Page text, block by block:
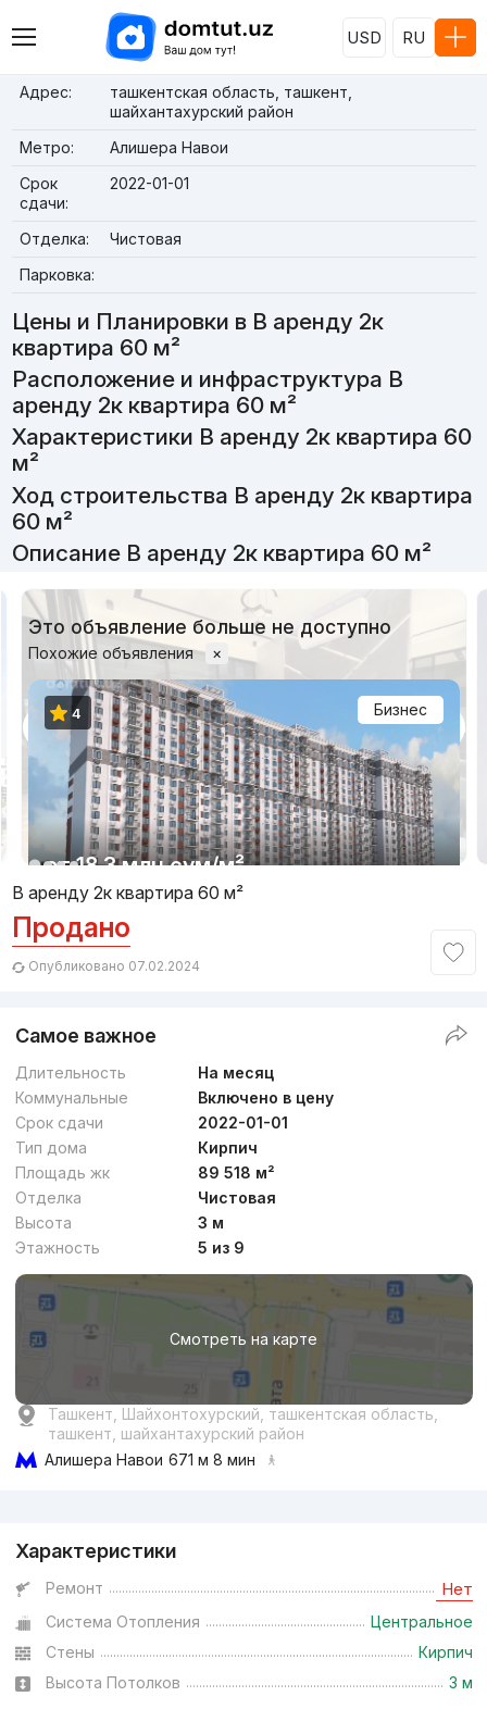
USD RU
Адрес:
ташкентская область, ташкент,
шайхантахурский район
Метро:
Алишера Навои
Срок
сдачи:
2022-01-01
Отделка:
Чистовая
Парковка:
Цены и Планировки в В аренду 2к
квартира 60 м²
Расположение и инфраструктура В
аренду 2к квартира 60 м²
Характеристики В аренду 2к квартира 60
м²
Ход строительства В аренду 2к квартира
60 м²
Описание В аренду 2к квартира 60 м²
Это объявление больше не доступно
Похожие объявления ×
Бизнес
от18.3 млн сум/м²
4
Сдан 2023,
ЖК «Chaqar»
от сум /м²
Сдан,Dilnoza
2к квартира, 60 м²
+998 (95) 811...
от17.9 млн сум
Сдан,Rieltor15
2к квартира, 58 м²
+998 (78) 113...
1/17
В аренду 2к квартира 60 м²
Продано
Опубликовано 07.02.2024
Самое важное
Длительность
На месяц
Коммунальные
Включено в цену
Срок сдачи
2022-01-01
Тип дома
Кирпич
Площадь жк
89 518 м²
Отделка
Чистовая
Высота
3 м
Этажность
5 из 9
Смотреть на карте
Ташкент, Шайхонтохурский, ташкентская область,
ташкент, шайхантахурский район
Алишера Навои 671 м 8 мин
Характеристики
Ремонт Нет
Система Отопления
Центральное
Стены
Кирпич
Высота Потолков
3 м